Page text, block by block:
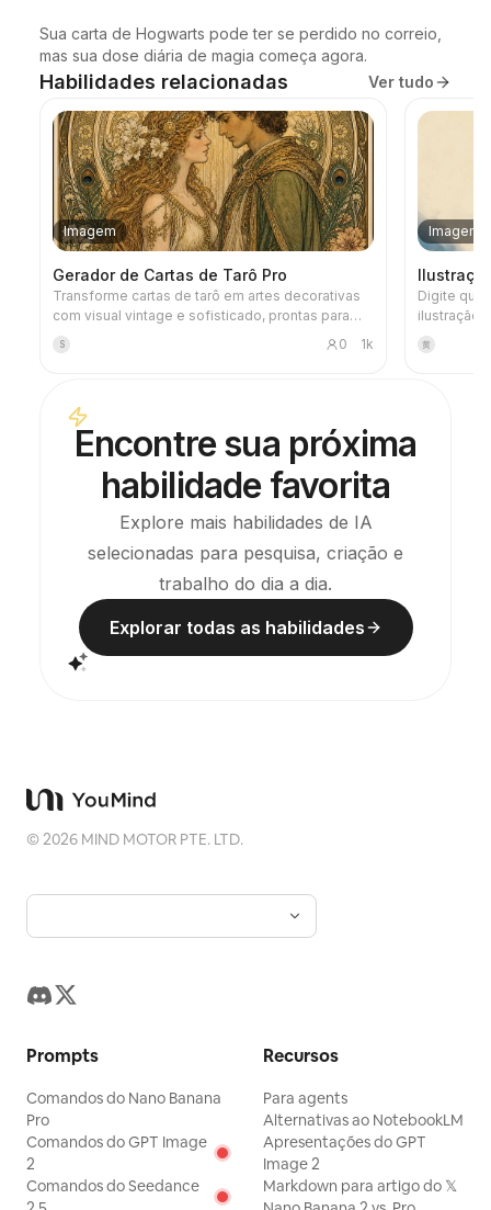
Sua carta de Hogwarts pode ter se perdido no correio,
mas sua dose diária de magia começa agora.
Habilidades relacionadas Ver tudo
Imagem
Gerador de Cartas de Tarô Pro
Transforme cartas de tarô em artes decorativas
com visual vintage e sofisticado, prontas para
usar como papel de parede no celular. Conte
para ele o tema que você gosta (como mitologia
estilo coeso e significados delicados. Suporta o
baralho completo de 78 cartas, um grupo
específico ou algumas escolhidas. As imagens
são caprichadas e agradáveis, sem aquele visual
artificial de IA. Também pode ser usado com as
tarefas agendadas do YouMind para realizar
automaticamente a tiragem e interpretação todas
as manhãs (é necessário configurar a tarefa você
S 0 1k
Imagem
Digite
ilustração
título:
黄
Encontre sua próxima
habilidade favorita
Explore mais habilidades de IA
selecionadas para pesquisa, criação e
trabalho do dia a dia.
Explorar todas as habilidades
©2026 MIND MOTOR PTE. LTD.
Prompts
Comandos do Nano Banana
Pro
Comandos do GPT Image
2
Comandos do Seedance
Recursos
Para agents
Alternativas ao NotebookLM
Apresentações do GPT
Image 2
Markdown para artigo do 𝕏